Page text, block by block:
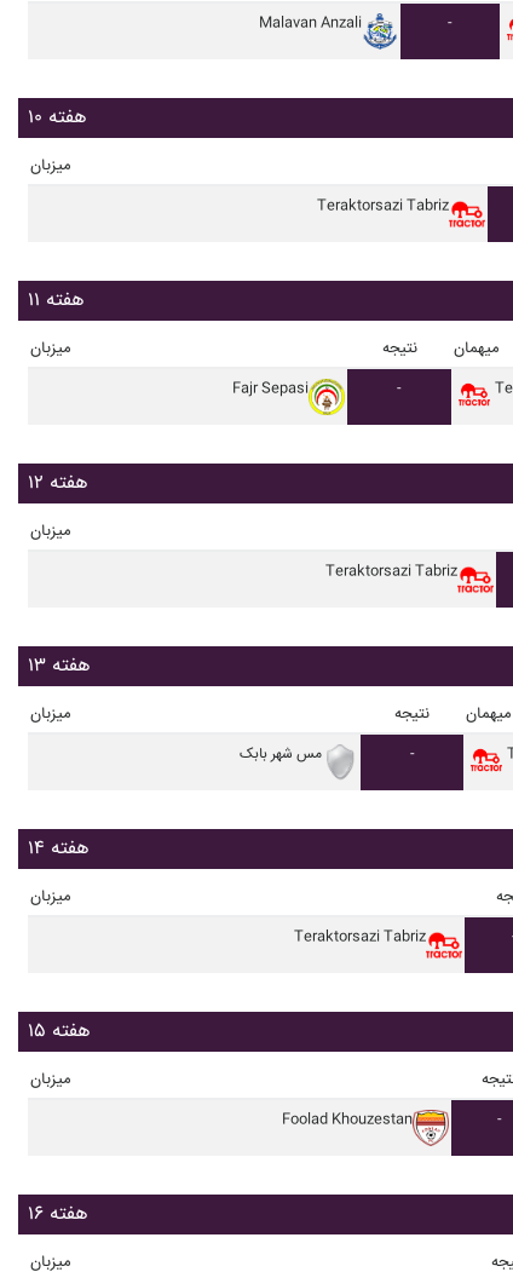
Malavan Anzali -
هفته ۱۰
میزبان
Teraktorsazi Tabriz
هفته ۱۱
میزبان نتیجه میهمان
Fajr Sepasi -
هفته ۱۲
میزبان
Teraktorsazi Tabriz
هفته ۱۳
میزبان نتیجه میهمان
مس شهر بابک -
هفته ۱۴
میزبان
Teraktorsazi Tabriz
هفته ۱۵
میزبان
Foolad Khouzestan -
هفته ۱۶
میزبان